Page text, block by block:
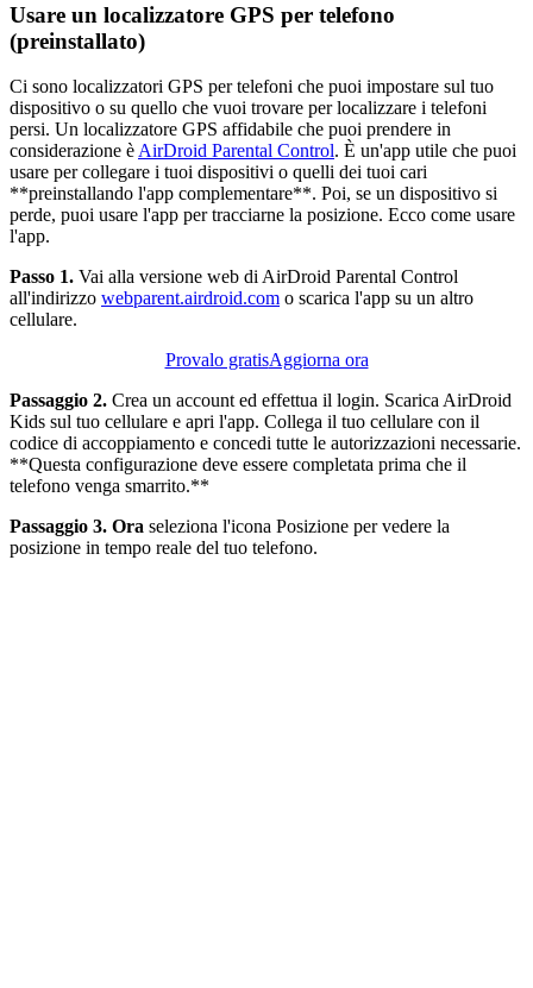
Usare un localizzatore GPS per telefono
(preinstallato)
Ci sono localizzatori GPS per telefoni che puoi impostare sul tuo
dispositivo o su quello che vuoi trovare per localizzare i telefoni
persi. Un localizzatore GPS affidabile che puoi prendere in
considerazione èAirDroid Parental Control. È un'app utile che puoi
usare per collegare i tuoi dispositivi o quelli dei tuoi cari
**preinstallando l'app complementare**. Poi, se un dispositivo si
perde, puoi usare l'app per tracciarne la posizione. Ecco come usare
l'app.
Passo 1. Vai alla versione web di AirDroid Parental Control
all'indirizzo webparent.airdroid.com o scarica l'app su un altro
cellulare.
Provalo gratisAggiorna ora
Passaggio 2. Crea un account ed effettua il login. Scarica AirDroid
Kids sul tuo cellulare e apri l'app. Collega il tuo cellulare con il
codice di accoppiamento e concedi tutte le autorizzazioni necessarie.
**Questa configurazione deve essere completata prima che il
telefono venga smarrito.**
Passaggio 3. Ora seleziona l'icona Posizione per vedere la
posizione in tempo reale del tuo telefono.